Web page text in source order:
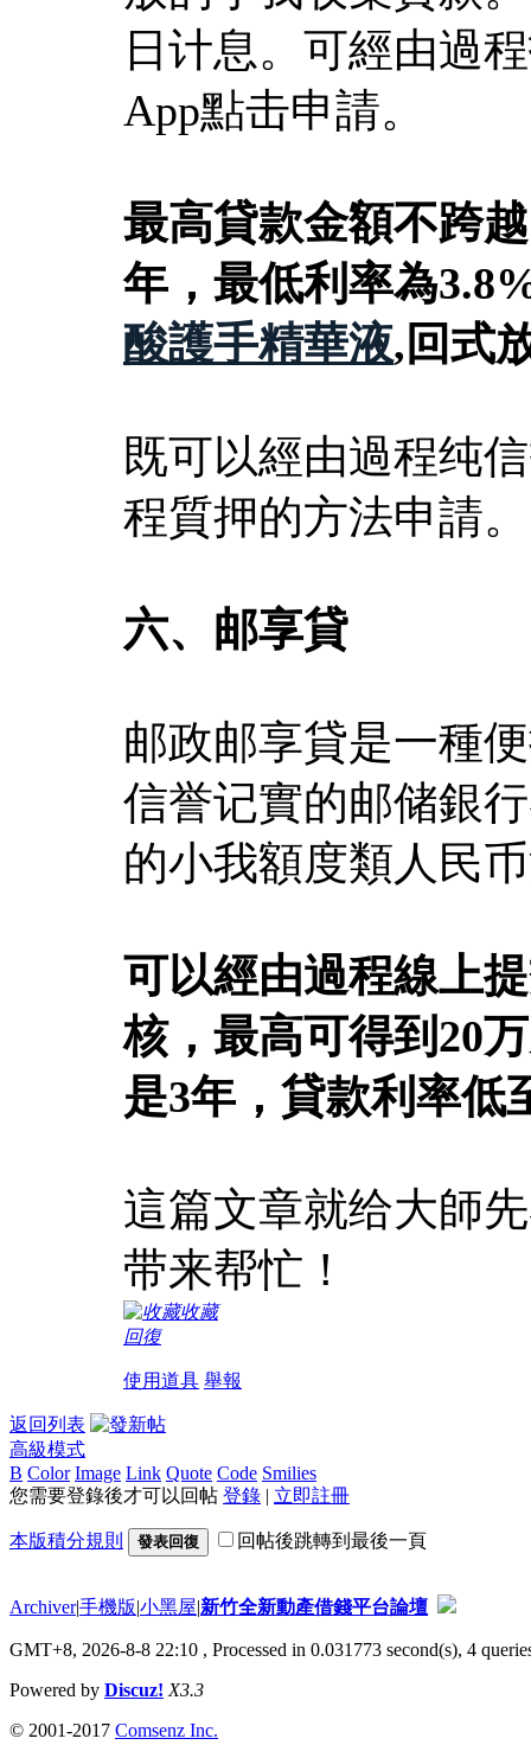
日计息。可經由過
App點击申請。
最高貸款金額不跨
年，最低利率為
酸護手精華液,回式
既可以經由過程纯
程質押的方法申請。
六、邮享貸
邮政邮享貸是一種
信誉记實的邮储銀
的小我額度類人民
可以經由過程線上
核，最高可得到20
是3年，貸款利率低
這篇文章就给大師
带来帮忙！
收藏
回復
使用道具 舉報
返回列表
高級模式
B Color Image Link Quote Code Smilies
您需要登錄後才可以回帖 登錄 | 立即註冊
本版積分規則 發表回復 回帖後跳轉到最後一頁
Archiver|手機版|小黑屋|新竹全新動產借錢平台論壇
GMT+8, 2026-8-8 22:10 , Processed in 0.031773 second(s), 4
Powered by Discuz! X3.3
© 2001-2017 Comsenz Inc.